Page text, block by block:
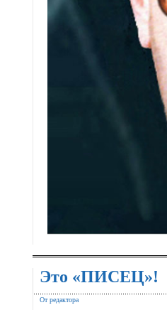
Это «ПИСЕЦ»!
От редактора